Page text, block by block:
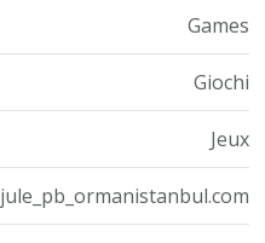
Games
Giochi
Jeux
jule_pb_ormanistanbul.com